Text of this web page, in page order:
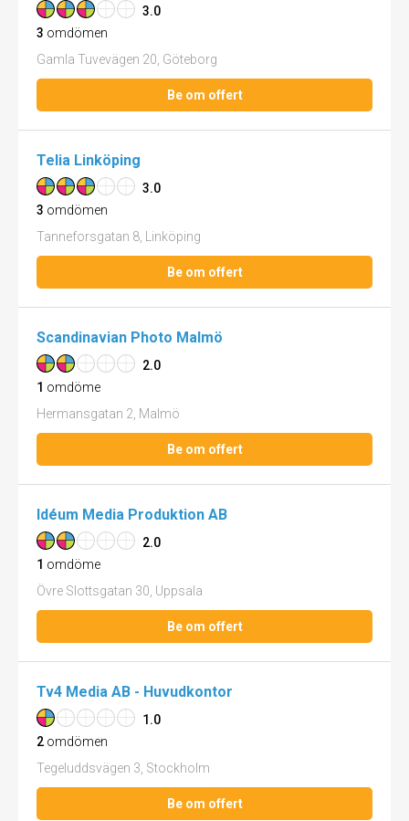
3.0
3 omdömen
Gamla Tuvevägen 20, Göteborg
Be om offert
Telia Linköping
3.0
3 omdömen
Tanneforsgatan 8, Linköping
Be om offert
Scandinavian Photo Malmö
2.0
1 omdöme
Hermansgatan 2, Malmö
Be om offert
Idéum Media Produktion AB
2.0
1 omdöme
Övre Slottsgatan 30, Uppsala
Be om offert
Tv4 Media AB - Huvudkontor
1.0
2 omdömen
Tegeluddsvägen 3, Stockholm
Be om offert